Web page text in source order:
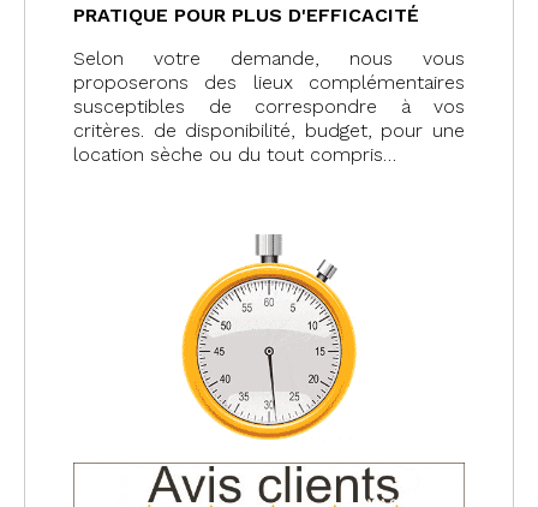
PRATIQUE POUR PLUS D'EFFICACITÉ
Selon votre demande, nous vous
proposerons des lieux complémentaires
susceptibles de correspondre à vos
critères. de disponibilité, budget, pour une
location sèche ou du tout compris…